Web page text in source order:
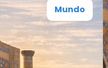
Mundo